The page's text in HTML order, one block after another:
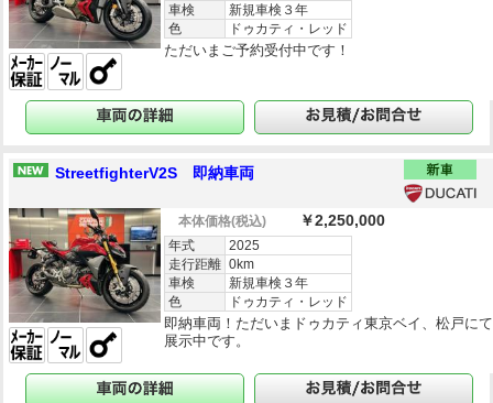
車検
新規車検３年
色
ドゥカティ・レッド
ただいまご予約受付中です！
StreetfighterV2S 即納車両
本体価格(税込) ￥2,250,000
年式
2025
走行距離 0km
車検
新規車検３年
色
ドゥカティ・レッド
即納車両！ただいまドゥカティ東京ベイ、松戸にて
展示中です。